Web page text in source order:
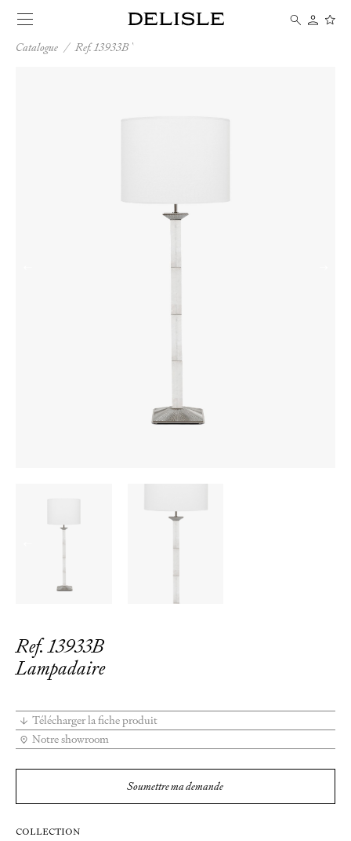
Catalogue /Ref. 13933B
Ref. 13933B
Lampadaire
Télécharger la fiche produit
Notre showroom
Soumettre ma demande
COLLECTION